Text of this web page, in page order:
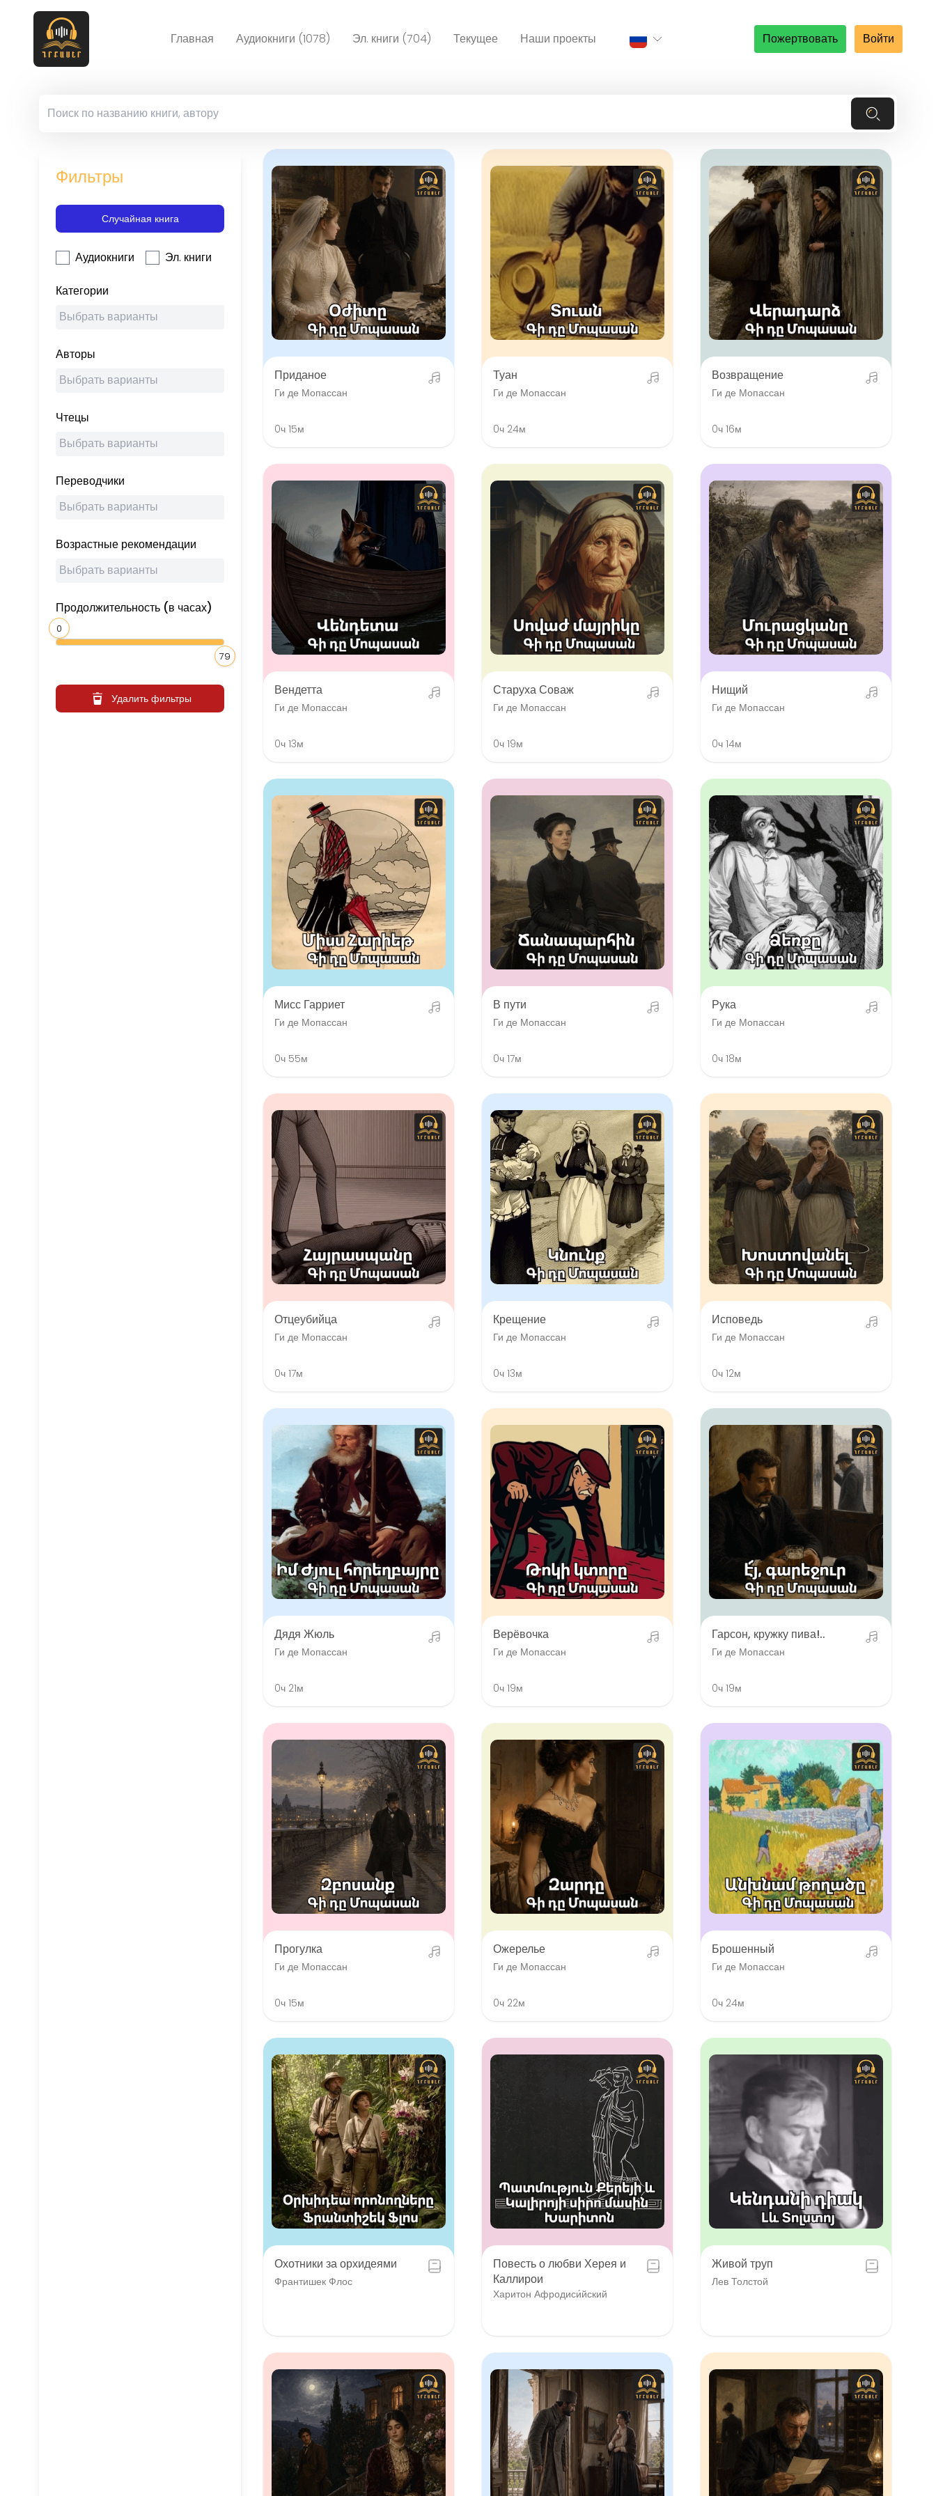
Пожертвовать Войти
Главная Аудиокниги (1078) Эл. книги (704) Текущее Наши проекты
Фильтры
Случайная книга
Аудиокниги Эл. книги
Категории
Авторы
Чтецы
Переводчики
Возрастные рекомендации
Продолжительность (в часах)
0
79
Удалить фильтры
Приданое
Ги де Мопассан
0ч 15м
Туан
Ги де Мопассан
0ч 24м
Возвращение
Ги де Мопассан
0ч 16м
Вендетта
Ги де Мопассан
0ч 13м
Старуха Соваж
Ги де Мопассан
0ч 19м
Нищий
Ги де Мопассан
0ч 14м
Мисс Гарриет
Ги де Мопассан
0ч 55м
В пути
Ги де Мопассан
0ч 17м
Рука
Ги де Мопассан
0ч 18м
Отцеубийца
Ги де Мопассан
0ч 17м
Крещение
Ги де Мопассан
0ч 13м
Исповедь
Ги де Мопассан
0ч 12м
Дядя Жюль
Ги де Мопассан
0ч 21м
Верёвочка
Ги де Мопассан
0ч 19м
Гарсон, кружку пива!..
Ги де Мопассан
0ч 19м
Прогулка
Ги де Мопассан
0ч 15м
Ожерелье
Ги де Мопассан
0ч 22м
Брошенный
Ги де Мопассан
0ч 24м
Охотники за орхидеями
Франтишек Флос
Повесть о любви Херея и
Каллирои
Харитон Афродиси́йский
Живой труп
Лев Толстой